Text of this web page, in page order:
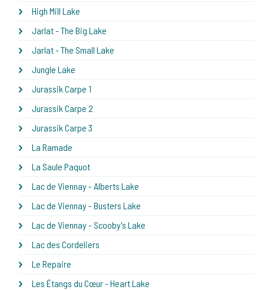
High Mill Lake
Jarlat - The Big Lake
Jarlat - The Small Lake
Jungle Lake
Jurassik Carpe 1
Jurassik Carpe 2
Jurassik Carpe 3
La Ramade
La Saule Paquot
Lac de Viennay - Alberts Lake
Lac de Viennay - Busters Lake
Lac de Viennay - Scooby's Lake
Lac des Cordeliers
Le Repaire
Les Étangs du Cœur - Heart Lake